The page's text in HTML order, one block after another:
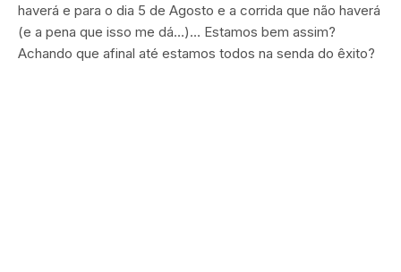
haverá e para o dia 5 de Agosto e a corrida que não haverá
(e a pena que isso me dá…)… Estamos bem assim?
Achando que afinal até estamos todos na senda do êxito?